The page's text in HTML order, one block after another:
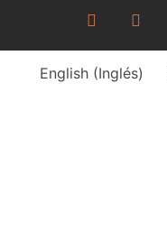
English(Inglés)